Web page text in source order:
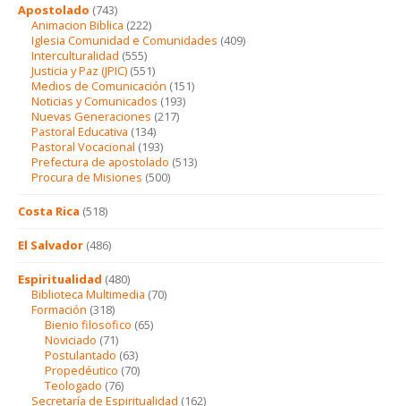
Apostolado (743)
Animacion Biblica (222)
Iglesia Comunidad e Comunidades (409)
Interculturalidad (555)
Justicia y Paz (JPIC) (551)
Medios de Comunicación (151)
Noticias y Comunicados (193)
Nuevas Generaciones (217)
Pastoral Educativa (134)
Pastoral Vocacional (193)
Prefectura de apostolado (513)
Procura de Misiones (500)
Costa Rica (518)
El Salvador (486)
Espiritualidad (480)
Biblioteca Multimedia (70)
Formación (318)
Bienio filosofico (65)
Noviciado (71)
Postulantado (63)
Propedéutico (70)
Teologado (76)
Secretaría de Espiritualidad (162)